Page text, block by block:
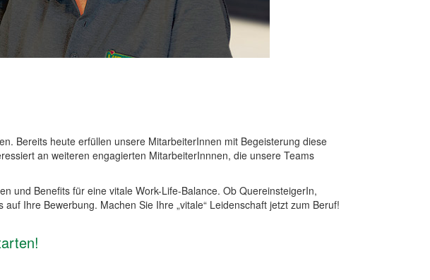
Bereits heute erfüllen unsere MitarbeiterInnen mit Begeisterung diese
an weiteren engagierten MitarbeiterInnnen, die unsere Teams
und Benefits für eine vitale Work-Life-Balance. Ob QuereinsteigerIn,
Ihre Bewerbung. Machen Sie Ihre „vitale“ Leidenschaft jetzt zum Beruf!